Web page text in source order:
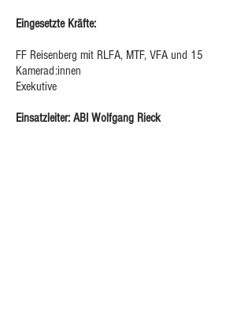
Eingesetzte Kräfte:
FF Reisenberg mit RLFA, MTF, VFA und 15
Kamerad:innen
Exekutive
Einsatzleiter: ABI Wolfgang Rieck